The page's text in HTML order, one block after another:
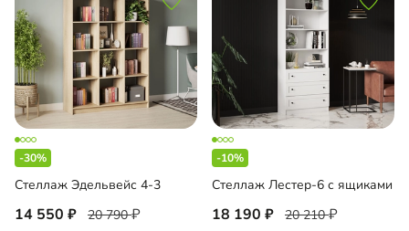
-30%
Стеллаж Эдельвейс 4-3
14 550 20 790
-10%
Стеллаж Лестер-6 с ящиками
18 190 20 210